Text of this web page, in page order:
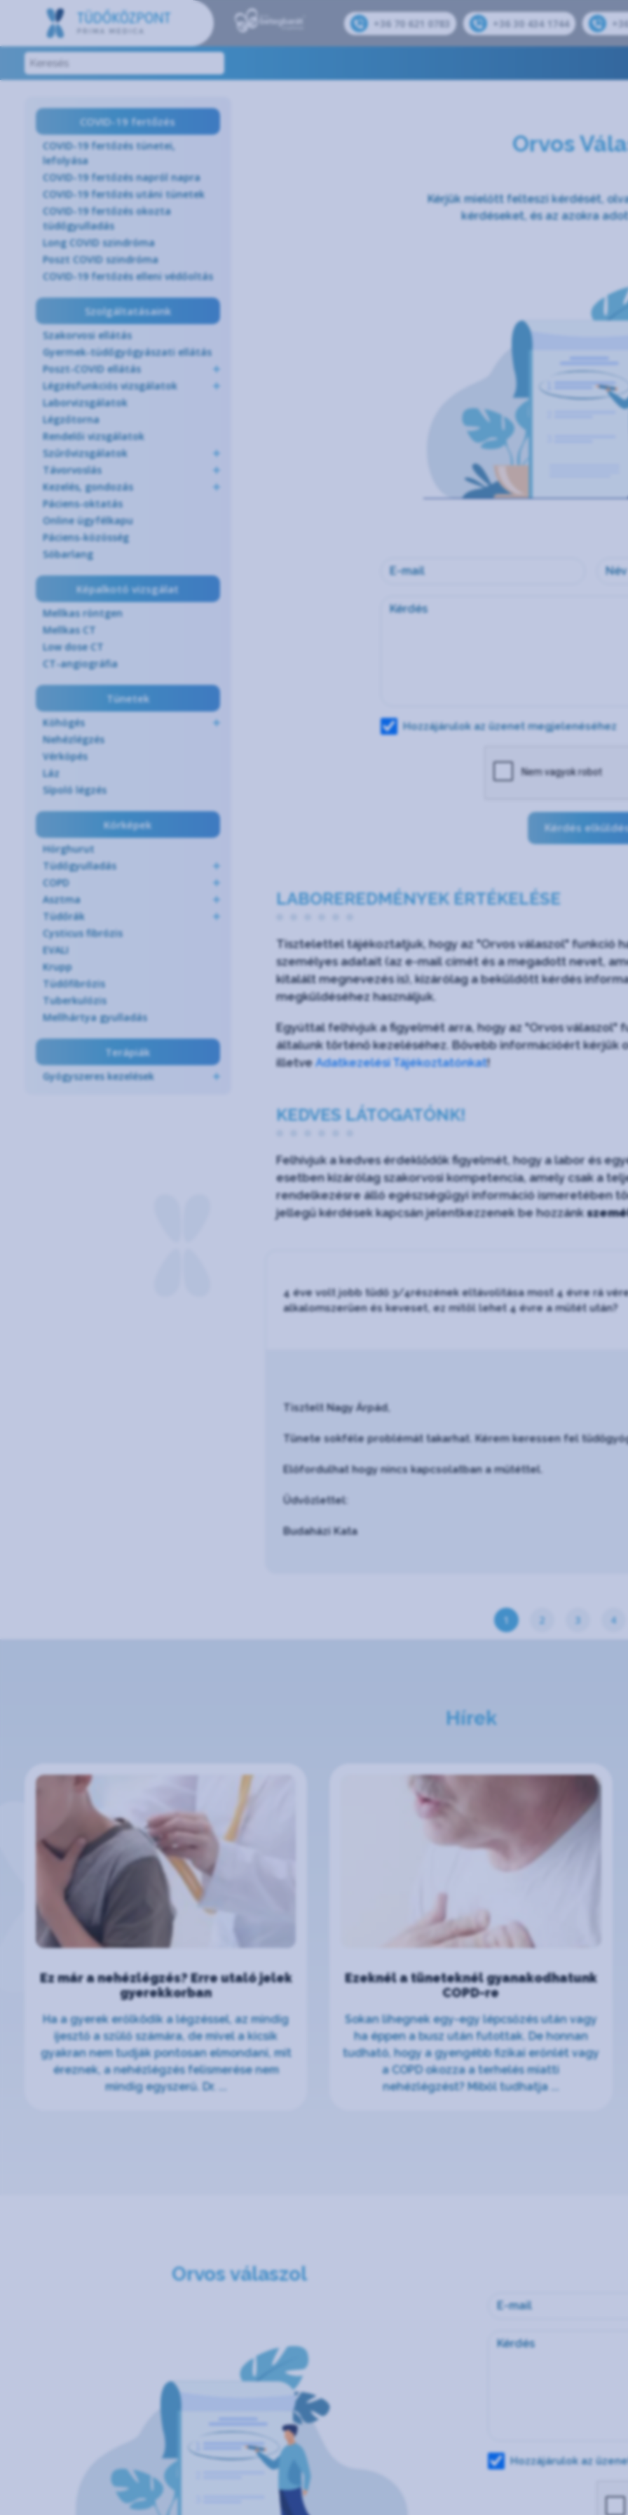
+36 70 621 0783 +36 30 434 1744
COVID-19 fertőzés
COVID-19 fertőzés tünetei,
lefolyása
COVID-19 fertőzés napról napra
COVID-19 fertőzés utáni tünetek
COVID-19 fertőzés okozta
tüdőgyulladás
Long COVID szindróma
Poszt COVID szindróma
COVID-19 fertőzés elleni védőoltás
Szolgáltatásaink
Szakorvosi ellátás
Gyermek-tüdőgyógyászati ellátás
Poszt-COVID ellátás
Légzésfunkciós vizsgálatok
Laborvizsgálatok
Légzőtorna
Rendelői vizsgálatok
Szűrővizsgálatok
Távorvoslás
Kezelés, gondozás
Páciens-oktatás
Online ügyfélkapu
Páciens-közösség
Sóbarlang
Képalkotó vizsgálat
Mellkas röntgen
Mellkas CT
Low dose CT
CT-angiográfia
Tünetek
Köhögés
Nehézlégzés
Vérköpés
Láz
Sípoló légzés
Kórképek
Hörghurut
Tüdőgyulladás
COPD
Asztma
Tüdőrák
Cysticus fibrózis
EVALI
Krupp
Tüdőfibrózis
Tuberkulózis
Mellhártya gyulladás
Terápiák
Gyógyszeres kezelések
Orvos
Kérjük mielőtt felteszi kérdését,
kérdéseket, és az azokra
Hozzájárulok az üzenet megjelenéséhez
Kérdés
LABOREREDMÉNYEK ÉRTÉKELÉSE
Tisztelettel tájékoztatjuk, hogy az "Orvos válaszol" funkció
személyes adatait (az e-mail címét és a megadott nevet,
kitalált megnevezés is), kizárólag a beküldött kérdés
megküldéséhez használjuk.
Egyúttal felhívjuk a figyelmét arra, hogy az "Orvos válaszol"
általunk történő kezeléséhez. Bővebb információért kérjük
illetveAdatkezelési Tájékoztatónkat!
KEDVES LÁTOGATÓNK!
Felhívjuk a kedves érdeklődők figyelmét, hogy a labor és
esetben kizárólag szakorvosi kompetencia, amely csak a
rendelkezésre álló egészségügyi információ ismeretében
jellegű kérdések kapcsán jelentkezzenek be hozzánk
4 éve volt jobb tüdő 3/4részének eltávolitása most 4 évre rá
alkalomszerüen és keveset, ez mitöl lehet 4 évre a mütét után?
Tisztelt Nagy Árpád,
Tünete sokféle problémát takarhat. Kérem keressen fel
Előfordulhat hogy nincs kapcsolatban a műtéttel.
Üdvözlettel:
Budaházi Kata
1 2 3 4
Hírek
Ez már a nehézlégzés? Erre utaló jelek
gyerekkorban
Ha a gyerek erőlködik a légzéssel, az mindig
ijesztő a szülő számára, de mivel a kicsik
gyakran nem tudják pontosan elmondani, mit
éreznek, a nehézlégzés felismerése nem
mindig egyszerű. Dr. ...
Ezeknél a tüneteknél gyanakodhatunk
COPD-re
Sokan lihegnek egy-egy lépcsőzés után vagy
ha éppen a busz után futottak. De honnan
tudható, hogy a gyengébb fizikai erőnlét vagy
a COPD okozza a terhelés miatti
nehézlégzést? Miből tudhatja ...
Orvos válaszol
Hozzájárulok az